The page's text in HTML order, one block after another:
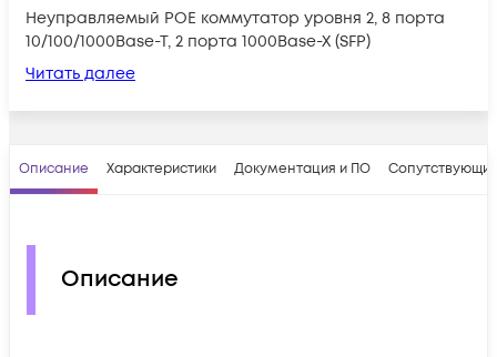
Неуправляемый POE коммутатор уровня 2, 8 порта
10/100/1000Base-T, 2 порта 1000Base-X (SFP)
Читать далее
Описание Характеристики Документация и ПО
Описание